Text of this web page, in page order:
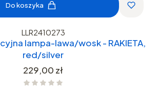
Do koszyka
LLR2410273
lampa-lawa/wosk - RAKIETA,
red/silver
Cena
229,00 zł